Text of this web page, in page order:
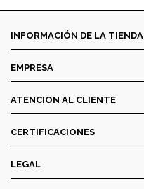
INFORMACIÓN DE LA TIENDA
EMPRESA
ATENCION AL CLIENTE
CERTIFICACIONES
LEGAL